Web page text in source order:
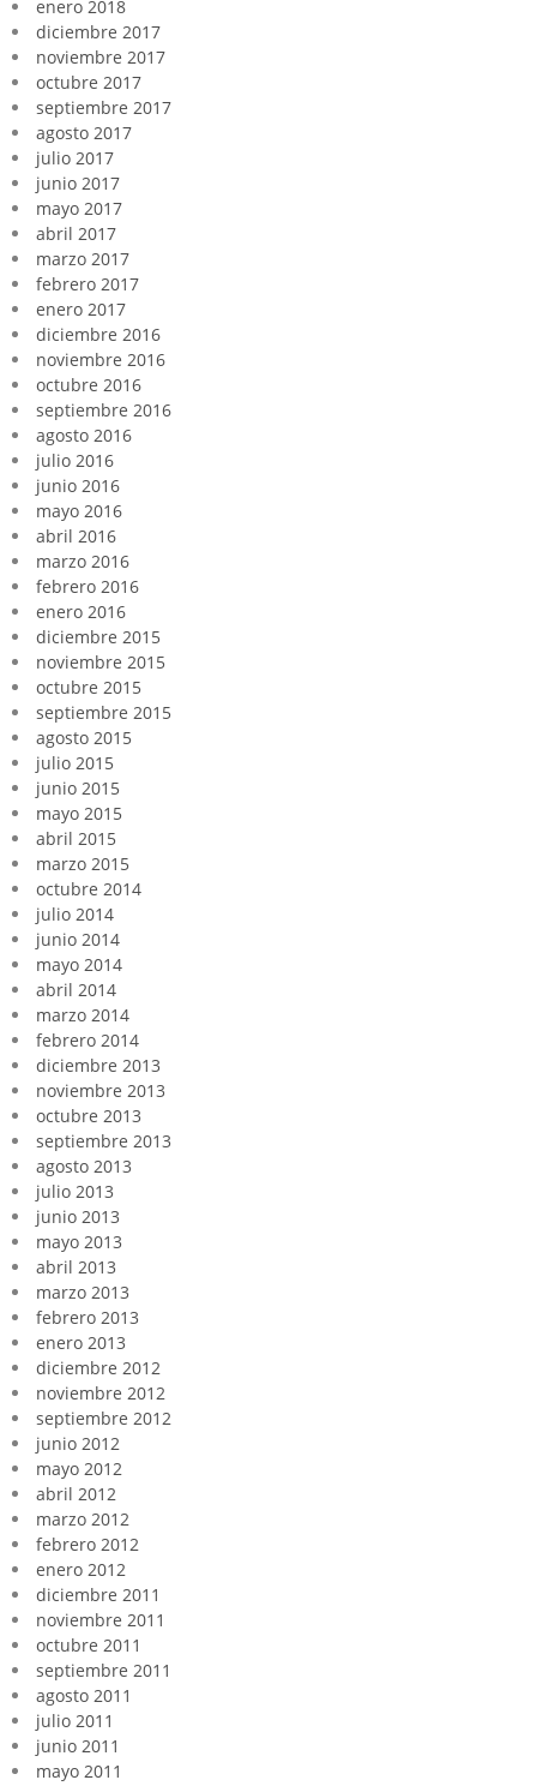
enero 2018
diciembre 2017
noviembre 2017
octubre 2017
septiembre 2017
agosto 2017
julio 2017
junio 2017
mayo 2017
abril 2017
marzo 2017
febrero 2017
enero 2017
diciembre 2016
noviembre 2016
octubre 2016
septiembre 2016
agosto 2016
julio 2016
junio 2016
mayo 2016
abril 2016
marzo 2016
febrero 2016
enero 2016
diciembre 2015
noviembre 2015
octubre 2015
septiembre 2015
agosto 2015
julio 2015
junio 2015
mayo 2015
abril 2015
marzo 2015
octubre 2014
julio 2014
junio 2014
mayo 2014
abril 2014
marzo 2014
febrero 2014
diciembre 2013
noviembre 2013
octubre 2013
septiembre 2013
agosto 2013
julio 2013
junio 2013
mayo 2013
abril 2013
marzo 2013
febrero 2013
enero 2013
diciembre 2012
noviembre 2012
septiembre 2012
junio 2012
mayo 2012
abril 2012
marzo 2012
febrero 2012
enero 2012
diciembre 2011
noviembre 2011
octubre 2011
septiembre 2011
agosto 2011
julio 2011
junio 2011
mayo 2011